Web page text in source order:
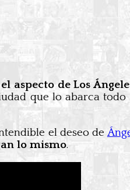
aspecto de Los
que lo abarca
el deseo de
lo mismo.